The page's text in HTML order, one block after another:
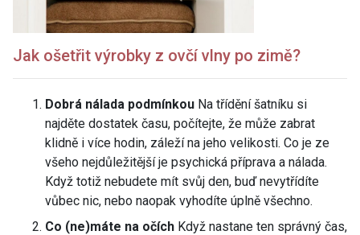
Jak ošetřit výrobky z ovčí vlny po zimě?
Dobrá nálada podmínkou Na třídění šatníku si
najděte dostatek času, počítejte, že může zabrat
klidně i více hodin, záleží na jeho velikosti. Co je ze
všeho nejdůležitější je psychická příprava a nálada.
Když totiž nebudete mít svůj den, buď nevytřídíte
vůbec nic, nebo naopak vyhodíte úplně všechno.
Co (ne)máte na očích Když nastane ten správný čas,